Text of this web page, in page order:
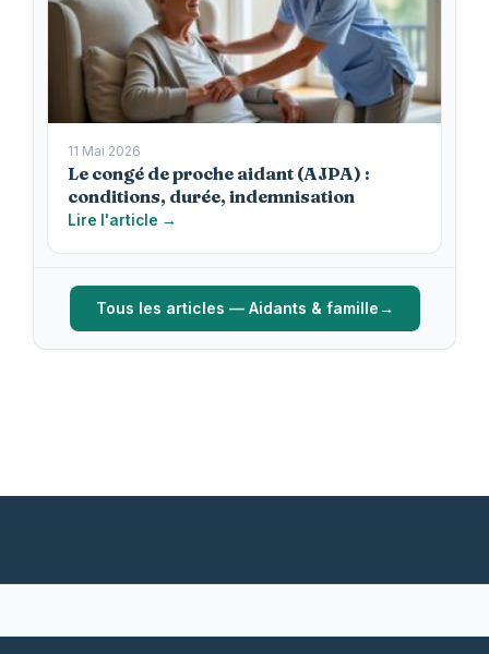
11 Mai 2026
Le congé de proche aidant (AJPA) :
conditions, durée, indemnisation
Lire l'article →
Tous les articles — Aidants & famille